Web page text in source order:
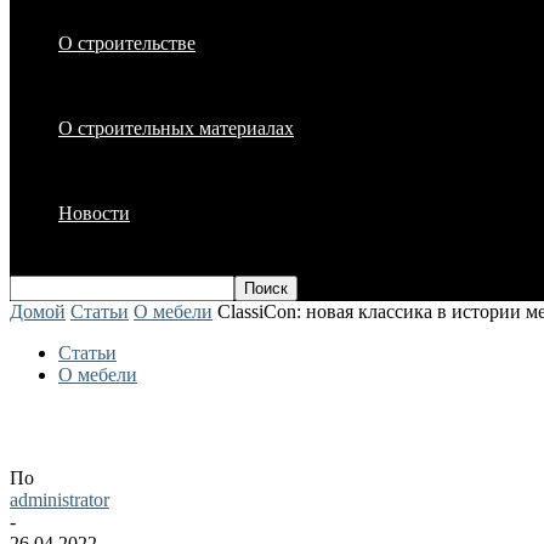
О строительстве
О строительных материалах
Новости
Домой Статьи О мебели ClassiCon: новая классика в истории
Статьи
О мебели
По
administrator
-